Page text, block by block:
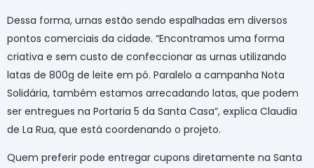
Dessa forma, urnas estão sendo espalhadas em diversos
pontos comerciais da cidade. “Encontramos uma forma
criativa e sem custo de confeccionar as urnas utilizando
latas de 800g de leite em pó. Paralelo a campanha Nota
Solidária, também estamos arrecadando latas, que podem
ser entregues na Portaria 5 da Santa Casa”, explica Claudia
de La Rua, que está coordenando o projeto.
Quem preferir pode entregar cupons diretamente na Santa